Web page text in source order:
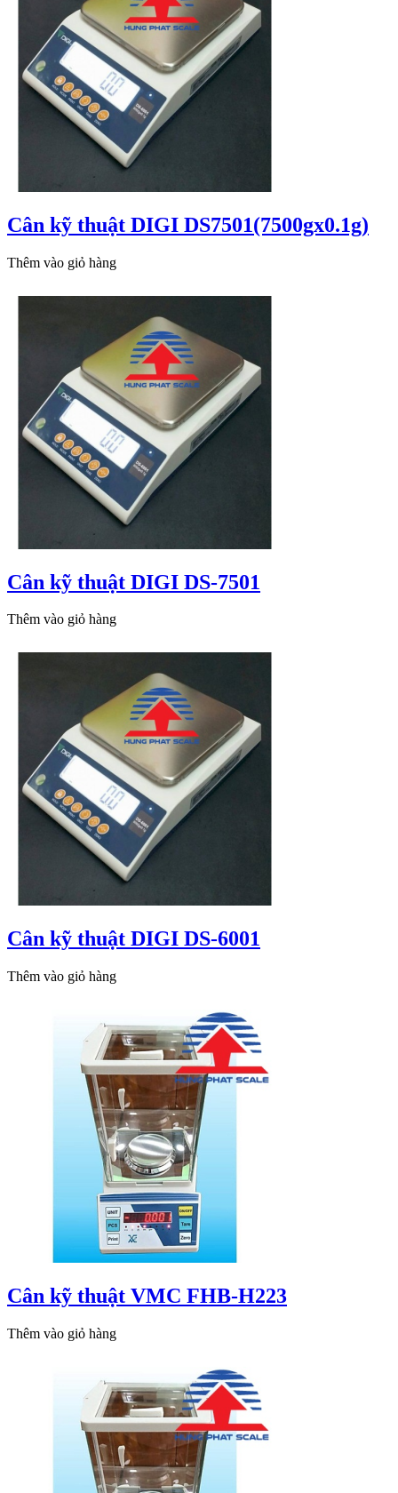
Cân kỹ thuật DIGI DS7501(7500gx0.1g)
Thêm vào giỏ hàng
Cân kỹ thuật DIGI DS-7501
Thêm vào giỏ hàng
Cân kỹ thuật DIGI DS-6001
Thêm vào giỏ hàng
Cân kỹ thuật VMC FHB-H223
Thêm vào giỏ hàng